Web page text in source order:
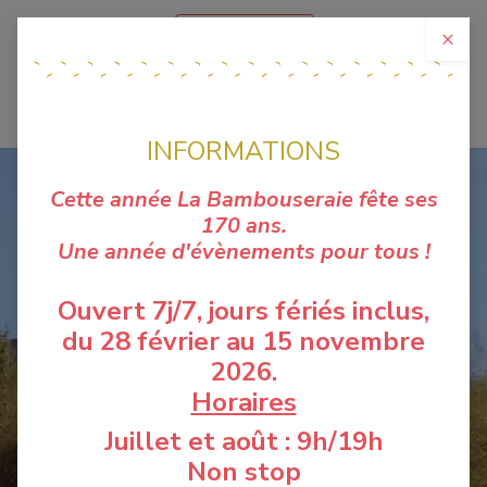
BILLETTERIE NOCTURNES
×
INFORMATIONS
Cette année La Bambouseraie fête ses
170 ans.
Une année d'évènements pour tous !
Ouvert 7j/7, jours fériés inclus,
du 28 février au 15 novembre
2026.
Horaires
Juillet et août : 9h/19h
Non stop
VIVEZ UN VOYAGE